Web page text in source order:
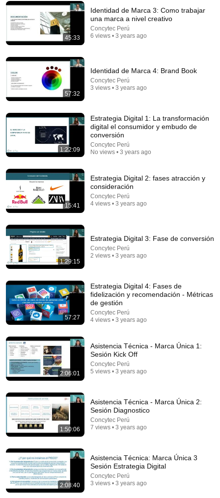
🚨 If Cops Say "I Smell Alcohol" — Say THIS
James Whitmore
New 867K views
كفاية تفكير هتتحل - ساعات الحل بييجي لما نسيبها بين
إيدين ربنا - عظات ابونا داود لمعي
كلمة الحياة • 41K views
Don't Hang Up On AI Scammers. Do THIS Instead.
45:33
Identidad de Marca 3: Como trabajar
una marca a nivel creativo
Concytec Perú
6 views • 3 years ago
57:32
Identidad de Marca 4: Brand Book
Concytec Perú
3 views • 3 years ago
1:22:09
Estrategia Digital 1: La transformación
digital el consumidor y embudo de
conversión
Concytec Perú
No views • 3 years ago
15:41
Estrategia Digital 2: fases atracción y
consideración
Concytec Perú
4 views • 3 years ago
1:29:15
Estrategia Digital 3: Fase de conversión
Concytec Perú
2 views • 3 years ago
57:27
Estrategia Digital 4: Fases de
fidelización y recomendación - Métricas
de gestión
Concytec Perú
4 views • 3 years ago
2:06:01
Asistencia Técnica - Marca Única 1:
Sesión Kick Off
Concytec Perú
5 views • 3 years ago
1:50:06
Asistencia Técnica - Marca Única 2:
Sesión Diagnostico
Concytec Perú
7 views • 3 years ago
2:08:40
Asistencia Técnica: Marca Única 3
Sesión Estrategia Digital
Concytec Perú
3 views • 3 years ago